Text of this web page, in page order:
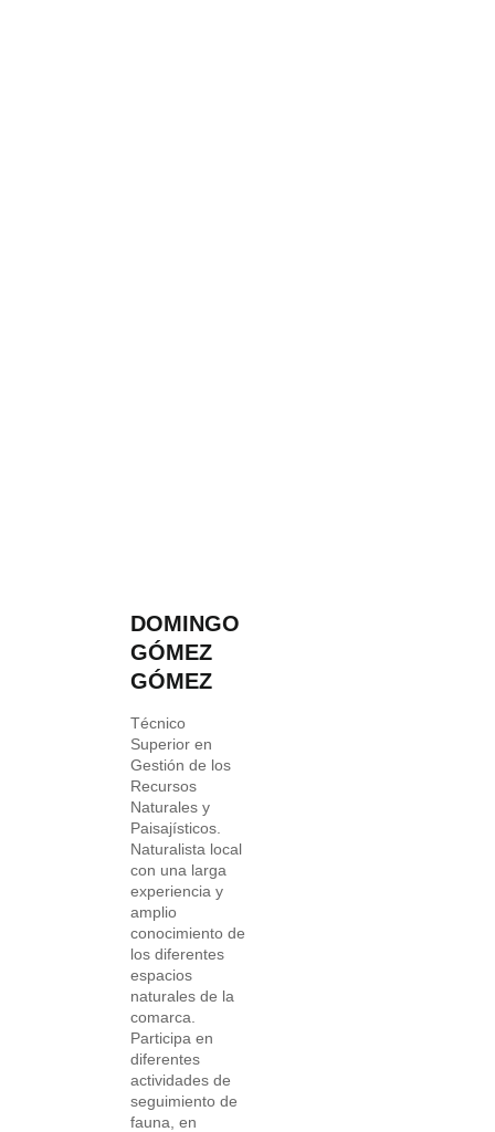
DOMINGO
GÓMEZ
GÓMEZ
Técnico
Superior en
Gestión de los
Recursos
Naturales y
Paisajísticos.
Naturalista local
con una larga
experiencia y
amplio
conocimiento de
los diferentes
espacios
naturales de la
comarca.
Participa en
diferentes
actividades de
seguimiento de
fauna, en